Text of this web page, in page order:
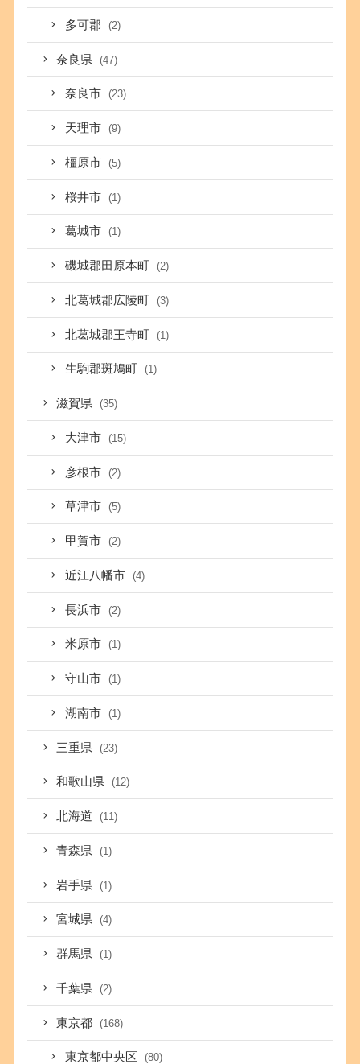
多可郡 (2)
奈良県 (47)
奈良市 (23)
天理市 (9)
橿原市 (5)
桜井市 (1)
葛城市 (1)
磯城郡田原本町 (2)
北葛城郡広陵町 (3)
北葛城郡王寺町 (1)
生駒郡斑鳩町 (1)
滋賀県 (35)
大津市 (15)
彦根市 (2)
草津市 (5)
甲賀市 (2)
近江八幡市 (4)
長浜市 (2)
米原市 (1)
守山市 (1)
湖南市 (1)
三重県 (23)
和歌山県 (12)
北海道 (11)
青森県 (1)
岩手県 (1)
宮城県 (4)
群馬県 (1)
千葉県 (2)
東京都 (168)
東京都中央区 (80)